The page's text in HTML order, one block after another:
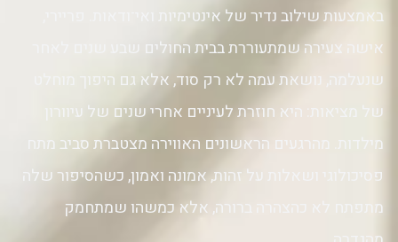
באמצעות שילוב נדיר של אינטימיות ואי־ודאות. פריירי,
אישה צעירה שמתעוררת בבית החולים שבע שנים לאחר
שנעלמה, נושאת עמה לא רק סוד, אלא גם היפוך מוחלט
של מציאות: היא חוזרת לעיניים אחרי שנים של עיוורון
מילדות. מהרגעים הראשונים האווירה מצטברת סביב מתח
פסיכולוגי ושאלות על זהות, אמונה ואמון, כשהסיפור שלה
מתפתח לא כהצהרה ברורה, אלא כמשהו שמתחמק